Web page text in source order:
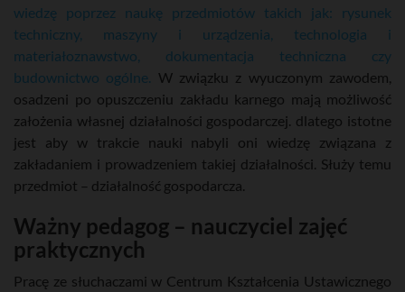
wiedzę poprzez naukę przedmiotów takich jak: rysunek
techniczny, maszyny i urządzenia, technologia i
materiałoznawstwo, dokumentacja techniczna czy
budownictwo ogólne. W związku z wyuczonym zawodem,
osadzeni po opuszczeniu zakładu karnego mają możliwość
założenia własnej działalności gospodarczej. dlatego istotne
jest aby w trakcie nauki nabyli oni wiedzę związana z
zakładaniem i prowadzeniem takiej działalności. Służy temu
przedmiot – działalność gospodarcza.
Ważny pedagog – nauczyciel zajęć
praktycznych
Pracę ze słuchaczami w Centrum Kształcenia Ustawicznego